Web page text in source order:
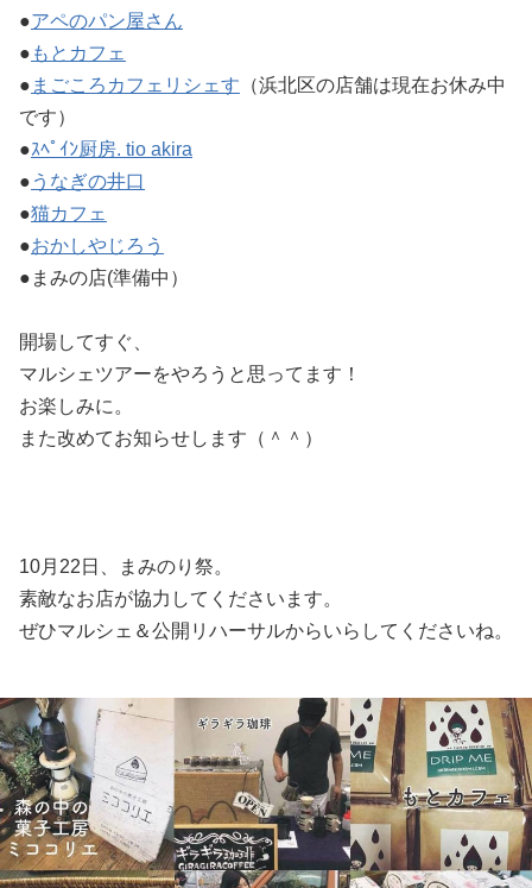
●アペのパン屋さん
● もとカフェ
● まごころカフェリシェす （浜北区の店舗は現在お休み中
です）
●ｽﾍﾟｲﾝ厨房. tio akira
● うなぎの井口
●猫カフェ
●おかしやじろう
●まみの店(準備中）
開場してすぐ、
マルシェツアーをやろうと思ってます！
お楽しみに。
また改めてお知らせします（＾＾）
10月22日、まみのり祭。
素敵なお店が協力してくださいます。
ぜひマルシェ＆公開リハーサルからいらしてくださいね。